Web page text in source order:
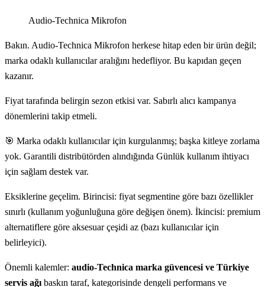
Audio-Technica Mikrofon
Bakın. Audio-Technica Mikrofon herkese hitap eden bir ürün değil;
marka odaklı kullanıcılar aralığını hedefliyor. Bu kapıdan geçen
kazanır.
Fiyat tarafında belirgin sezon etkisi var. Sabırlı alıcı kampanya
dönemlerini takip etmeli.
🎯 Marka odaklı kullanıcılar için kurgulanmış; başka kitleye zorlama
yok. Garantili distribütörden alındığında Günlük kullanım ihtiyacı
için sağlam destek var.
Eksiklerine geçelim. Birincisi: fiyat segmentine göre bazı özellikler
sınırlı (kullanım yoğunluğuna göre değişen önem). İkincisi: premium
alternatiflere göre aksesuar çeşidi az (bazı kullanıcılar için
belirleyici).
Önemli kalemler: audio-Technica marka güvencesi ve Türkiye
servis ağıbaskın taraf, kategorisinde dengeli performans ve